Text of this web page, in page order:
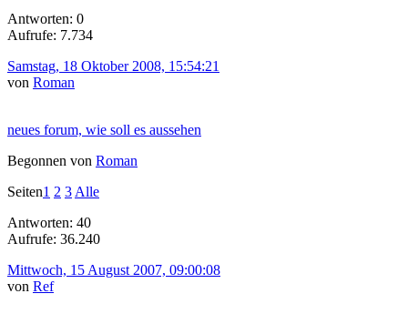
Antworten: 0
Aufrufe: 7.734
Samstag, 18 Oktober 2008, 15:54:21
von Roman
neues forum, wie soll es aussehen
Begonnen von Roman
Seiten1 2 3 Alle
Antworten: 40
Aufrufe: 36.240
Mittwoch, 15 August 2007, 09:00:08
von Ref